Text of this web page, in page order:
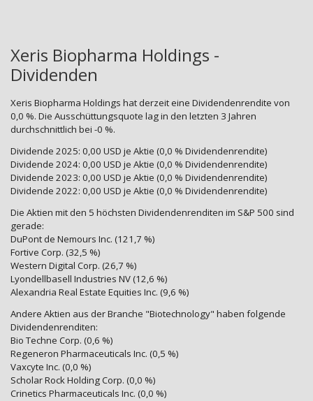
Xeris Biopharma Holdings -
Dividenden
Xeris Biopharma Holdings hat derzeit eine Dividendenrendite von
0,0 %. Die Ausschüttungsquote lag in den letzten 3 Jahren
durchschnittlich bei -0 %.
Dividende 2025: 0,00 USD je Aktie (0,0 % Dividendenrendite)
Dividende 2024: 0,00 USD je Aktie (0,0 % Dividendenrendite)
Dividende 2023: 0,00 USD je Aktie (0,0 % Dividendenrendite)
Dividende 2022: 0,00 USD je Aktie (0,0 % Dividendenrendite)
Die Aktien mit den 5 höchsten Dividendenrenditen im S&P 500 sind
gerade:
DuPont de Nemours Inc. (121,7 %)
Fortive Corp. (32,5 %)
Western Digital Corp. (26,7 %)
Lyondellbasell Industries NV (12,6 %)
Alexandria Real Estate Equities Inc. (9,6 %)
Andere Aktien aus der Branche "Biotechnology" haben folgende
Dividendenrenditen:
Bio Techne Corp. (0,6 %)
Regeneron Pharmaceuticals Inc. (0,5 %)
Vaxcyte Inc. (0,0 %)
Scholar Rock Holding Corp. (0,0 %)
Crinetics Pharmaceuticals Inc. (0,0 %)